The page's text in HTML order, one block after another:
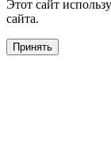
Этот сайт
сайта.
Принять